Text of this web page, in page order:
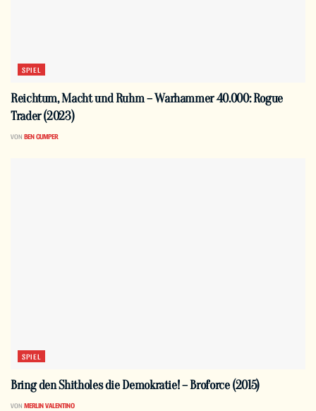
SPIEL
Reichtum, Macht und Ruhm – Warhammer 40.000: Rogue
Trader (2023)
VON BEN GUMPER
SPIEL
Bring den Shitholes die Demokratie! – Broforce (2015)
VON MERLIN VALENTINO